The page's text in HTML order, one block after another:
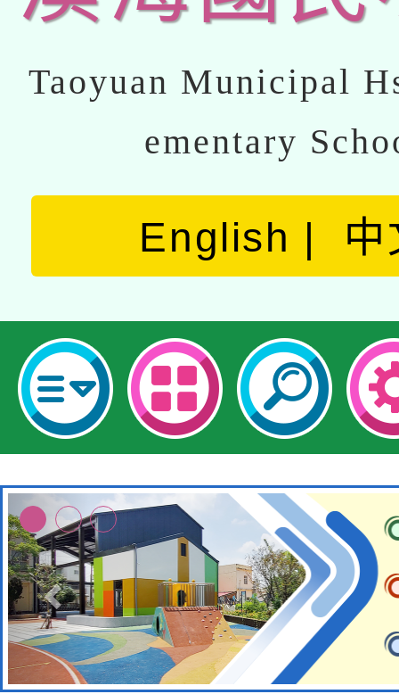
Taoyuan Municipal
ementary
English 中
轉知經濟部水利署委託